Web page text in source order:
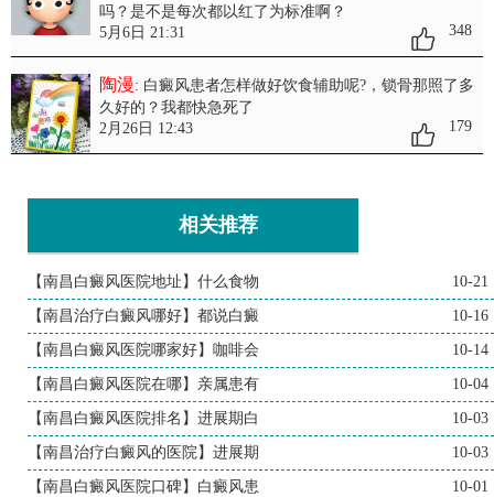
吗？是不是每次都以红了为标准啊？
5月6日 21:31
348
陶漫: 白癜风患者怎样做好饮食辅助呢? ，锁骨那照了多
久好的？我都快急死了
2月26日 12:43
179
相关推荐
【南昌白癜风医院地址】什么食物 10-21
【南昌治疗白癜风哪好】都说白癜 10-16
【南昌白癜风医院哪家好】咖啡会 10-14
【南昌白癜风医院在哪】亲属患有 10-04
【南昌白癜风医院排名】进展期白 10-03
【南昌治疗白癜风的医院】进展期 10-03
【南昌白癜风医院口碑】白癜风患 10-01